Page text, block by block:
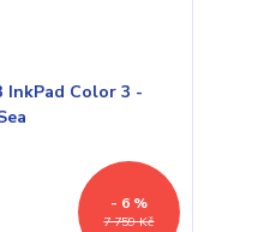
7 759 Kč
- 6 %